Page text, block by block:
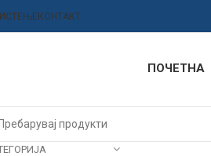
КОНТАКТ
ПОЧЕТНА